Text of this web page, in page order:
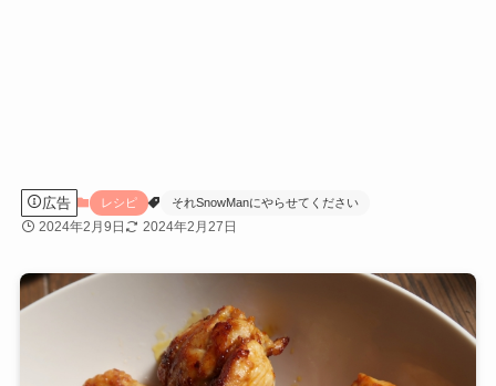
広告 レシピ それSnowManにやらせてください
2024年2月9日 2024年2月27日